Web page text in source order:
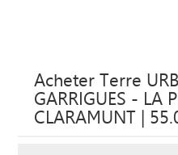
VOSS
ACCUEIL
Acheter Terre
GARRIGUES - LA
CLARAMUNT |